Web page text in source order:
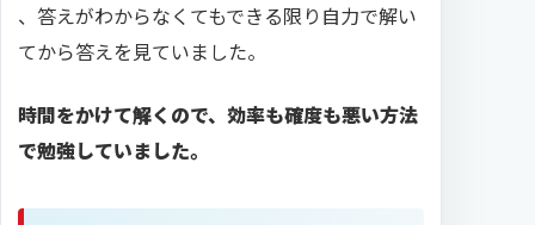
、答えがわからなくてもできる限り自力で解い
てから答えを見ていました。
時間をかけて解くので、効率も確度も悪い方法
で勉強していました。